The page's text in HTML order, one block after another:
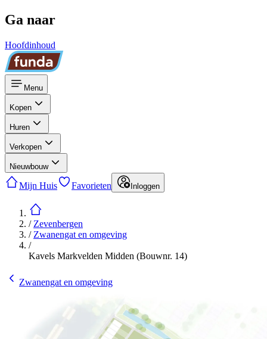
Ga naar
Hoofdinhoud
Menu
Kopen
Huren
Verkopen
Nieuwbouw
Mijn Huis Favorieten Inloggen
/ Zevenbergen
/ Zwanengat en omgeving
/
Kavels Markvelden Midden (Bouwnr. 14)
Zwanengat en omgeving